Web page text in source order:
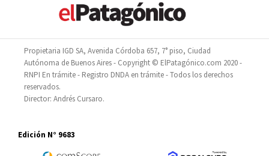
Propietaria IGD SA, Avenida Córdoba 657, 7° piso, Ciudad
Autónoma de Buenos Aires - Copyright © ElPatagónico.com 2020 -
RNPI En trámite - Registro DNDA en trámite - Todos los derechos
reservados.
Director: Andrés Cursaro.
Edición N° 9683